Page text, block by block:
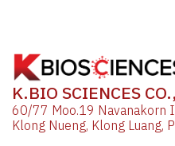
K.BIO SCIENCES
60/77 Moo.19 Navanakorn
Klong Nueng, Klong Luang,